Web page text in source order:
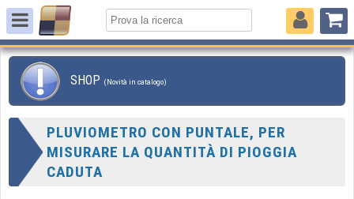
SHOP (Novità in catalogo)
PLUVIOMETRO CON PUNTALE, PER
MISURARE LA QUANTITÀ DI PIOGGIA
CADUTA